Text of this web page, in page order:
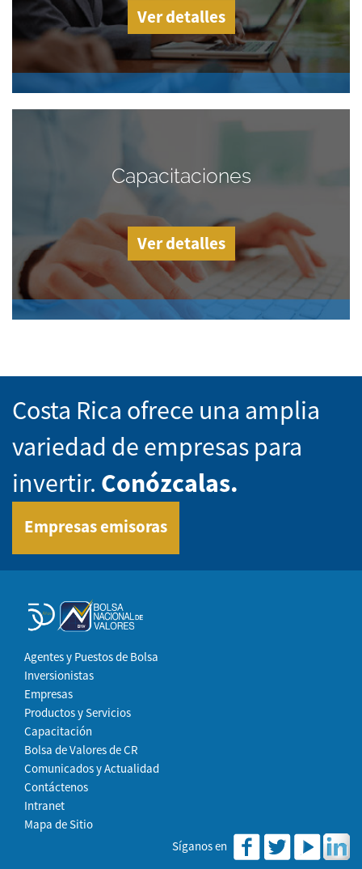
Ver detalles
Capacitaciones
Ver detalles
Costa Rica ofrece una amplia
variedad de empresas para
invertir. Conózcalas.
Empresas emisoras
Agentes y Puestos de Bolsa
Inversionistas
Empresas
Productos y Servicios
Capacitación
Bolsa de Valores de CR
Comunicados y Actualidad
Contáctenos
Intranet
Mapa de Sitio
Síganos en